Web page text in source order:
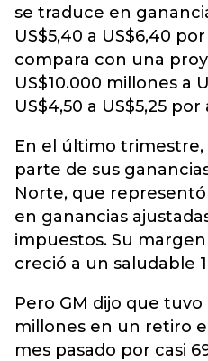
se traduce en
US$5,40 a US$6,40
compara con una
US$10.000 millones a
US$4,50 a US$5,25
En el último
parte de sus
Norte, que
en ganancias
impuestos. Su
creció a un saludable
Pero GM dijo que
millones en un retiro
mes pasado por casi